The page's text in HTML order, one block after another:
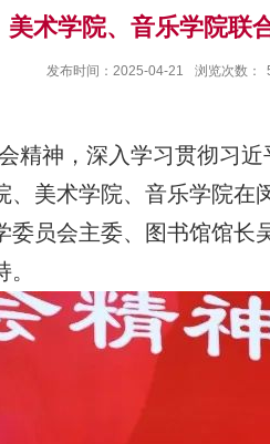
术学院、音乐学院联
发布时间：2025-04-21 浏览次数：
精神，深入学习贯彻习
美术学院、音乐学院
员会主委、图书馆馆